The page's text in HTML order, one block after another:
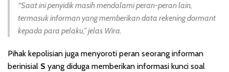
“Saat ini penyidik masih mendalami peran-peran lain,
termasuk informan yang memberikan data rekening dormant
kepada para pelaku,”jelas Wira.
Pihak kepolisian juga menyoroti peran seorang informan
berinisial S yang diduga memberikan informasi kunci soal